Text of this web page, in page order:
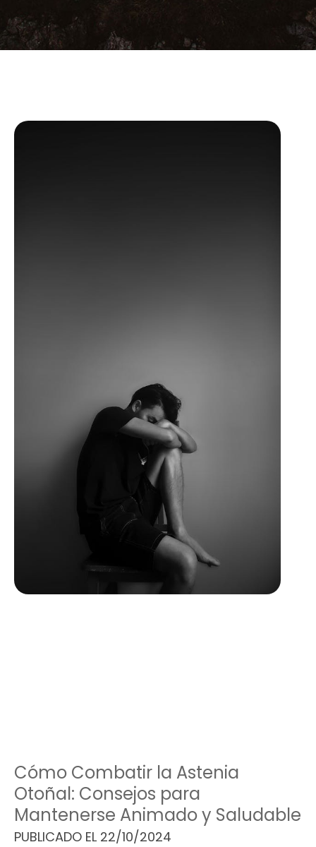
Cómo Combatir la Astenia
Otoñal: Consejos para
Mantenerse Animado y Saludable
PUBLICADO EL 22/10/2024